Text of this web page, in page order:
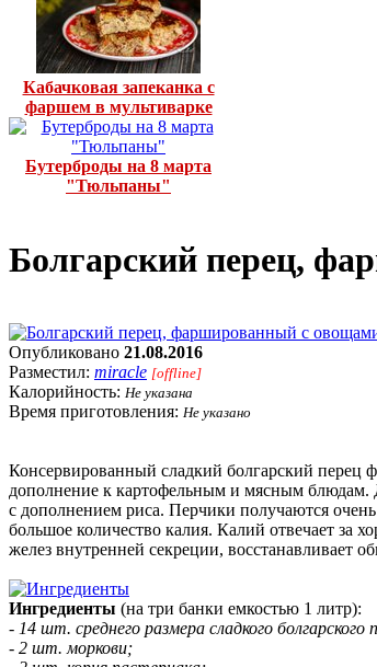
Кабачковая запеканка с
фаршем в мультиварке
Бутерброды на 8 марта
"Тюльпаны"
Болгарский перец,
Опубликовано 21.08.2016
Разместил: miracle [offline]
Калорийность: Не указана
Время приготовления: Не указано
Консервированный сладкий болгарский перец
дополнение к картофельным и мясным блюдам.
с дополнением риса. Перчики получаются
большое количество калия. Калий отвечает за
желез внутренней секреции, восстанавливает
Ингредиенты (на три банки емкостью 1 литр):
- 14 шт. среднего размера сладкого болгарского
- 2 шт. моркови;